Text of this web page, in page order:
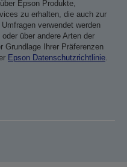
Epson Produkte,
zu erhalten, die auch zur
verwendet werden
über andere Arten der
Grundlage Ihrer Präferenzen
Epson Datenschutzrichtlinie.